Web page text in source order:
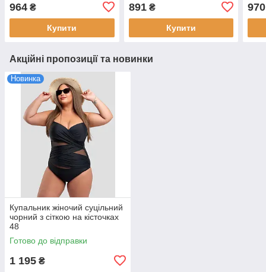
964 ₴
Купити
891₴
Купити
970
Акційні пропозиції та новинки
Новинка
Купальник жіночий суцільний
чорний з сіткою на кісточках
48
Готово до відправки
1 195 ₴